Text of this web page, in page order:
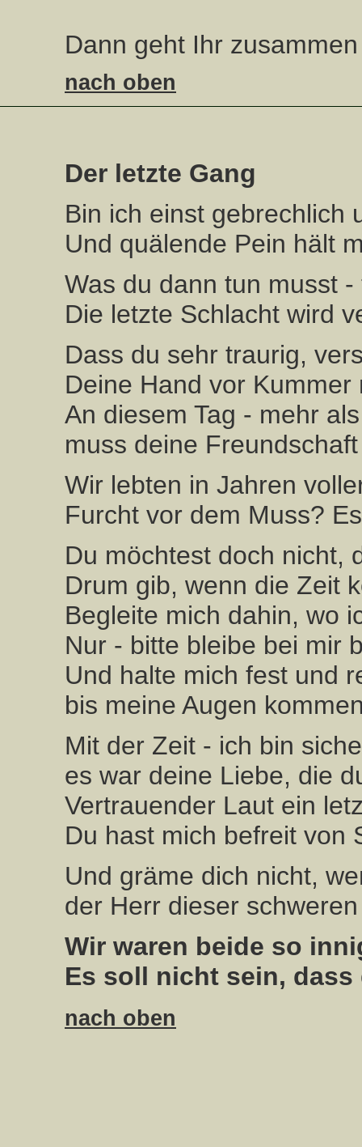
Dann geht Ihr
nach oben
Der letzte Gang
Bin ich einst gebrechlich
Und quälende Pein hält
Was du dann tun musst
Die letzte Schlacht wird
Dass du sehr traurig,
Deine Hand vor
An diesem Tag - mehr
muss deine
Wir lebten in Jahren
Furcht vor dem Muss?
Du möchtest doch nicht,
Drum gib, wenn die Zeit
Begleite mich dahin, wo
Nur - bitte bleibe bei mir
Und halte mich fest und
bis meine Augen
Mit der Zeit - ich bin
es war deine Liebe, die
Vertrauender Laut ein
Du hast mich befreit von
Und gräme dich nicht,
der Herr dieser
Wir waren beide so
Es soll nicht sein,
nach oben